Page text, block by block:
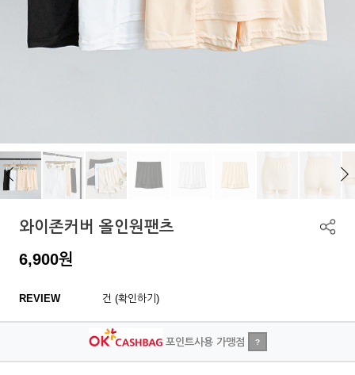
와이존커버 올인원팬츠
6,900원
REVIEW 건 (확인하기)
포인트사용 가맹점 ?